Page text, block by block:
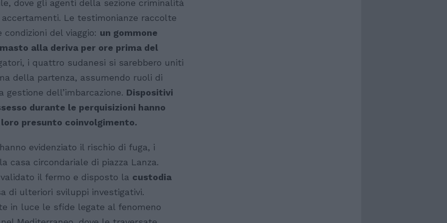
dove gli agenti della sezione criminalità
Le testimonianze raccolte
del viaggio: un gommone
alla deriva per ore prima del
i quattro sudanesi si sarebbero uniti
della partenza, assumendo ruoli di
dell’imbarcazione. Dispositivi
durante le perquisizioni hanno
presunto coinvolgimento.
evidenziato il rischio di fuga, i
circondariale di piazza Lanza.
il fermo e disposto la custodia
di ulteriori sviluppi investigativi.
in luce le sfide legate al fenomeno